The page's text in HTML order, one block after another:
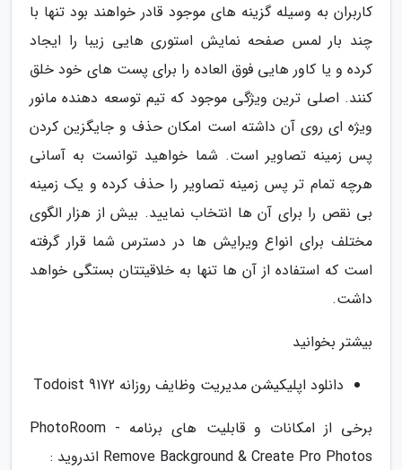
کاربران به وسیله گزینه های موجود قادر خواهند بود تنها با
چند بار لمس صفحه نمایش استوری هایی زیبا را ایجاد
کرده و یا کاور هایی فوق العاده را برای پست های خود خلق
کنند. اصلی ترین ویژگی موجود که تیم توسعه دهنده مانور
ویژه ای روی آن داشته است امکان حذف و جایگزین کردن
پس زمینه تصاویر است. شما خواهید توانست به آسانی
هرچه تمام تر پس زمینه تصاویر را حذف کرده و یک زمینه
بی نقص را برای آن ها انتخاب نمایید. بیش از هزار الگوی
مختلف برای انواع ویرایش ها در دسترس شما قرار گرفته
است که استفاده از آن ها تنها به خلاقیتتان بستگی خواهد
داشت.
بیشتر بخوانید
دانلود اپلیکیشن مدیریت وظایف روزانه Todoist 9172
برخی از امکانات و قابلیت های برنامه PhotoRoom -
Remove Background & Create Pro Photos اندروید :